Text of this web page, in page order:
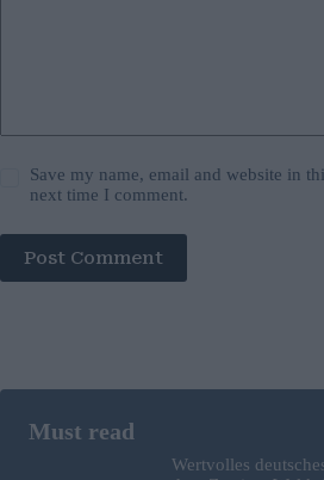
Save my name, email and website in
next time I comment.
Post Comment
Wertvolles